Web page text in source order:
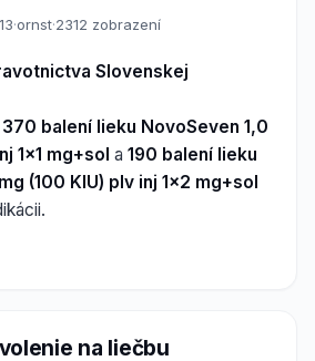
·ornst·2312 zobrazení
Slovenskej
370 balení lieku NovoSeven 1,0
1x1 mg+sol a 190 balení lieku
(100 KIU) plv inj 1x2 mg+sol
na liečbu